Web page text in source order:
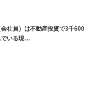
社員）は不動産投資で3千600
でいる現…